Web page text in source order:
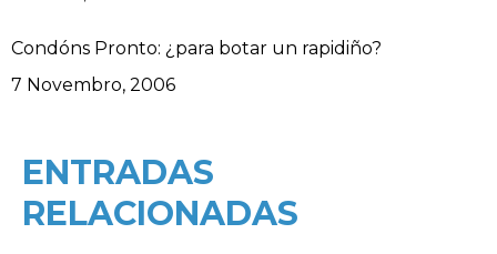
Condóns Pronto: ¿para botar un rapidiño?
Data
7 Novembro, 2006
ENTRADAS
RELACIONADAS